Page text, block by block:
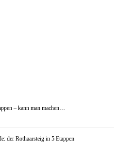
– kann man machen…
der Rothaarsteig in 5 Etappen